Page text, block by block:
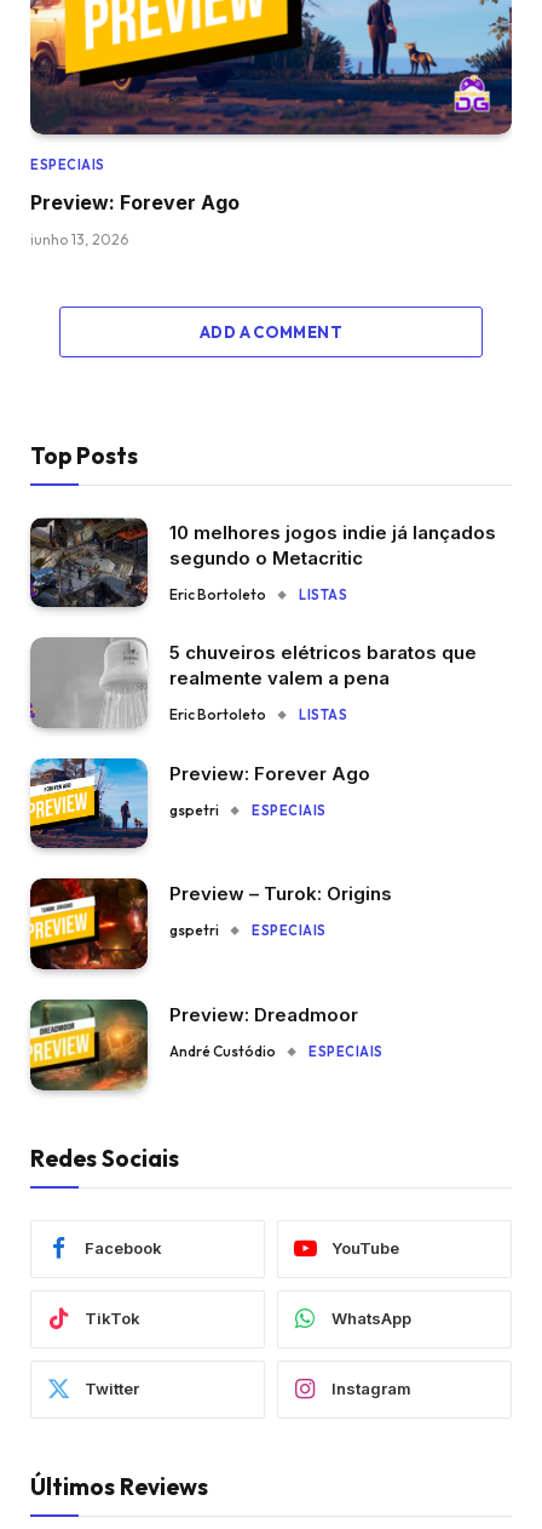
ESPECIAIS
Preview: Forever Ago
junho 13, 2026
ADD A COMMENT
Top Posts
10 melhores jogos indie já lançados
segundo o Metacritic
Eric Bortoleto LISTAS
5 chuveiros elétricos baratos que
realmente valem a pena
Eric Bortoleto LISTAS
Preview: Forever Ago
gspetri ESPECIAIS
Preview – Turok: Origins
gspetri ESPECIAIS
Preview: Dreadmoor
André Custódio ESPECIAIS
Redes Sociais
Facebook YouTube
TikTok WhatsApp
Twitter Instagram
Últimos Reviews